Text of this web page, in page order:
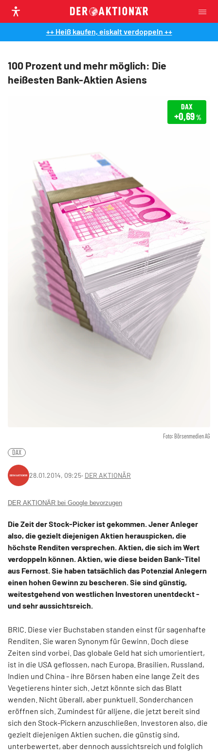
++ Heiß kaufen, eiskalt verdoppeln ++
100 Prozent und mehr möglich: Die
heißesten Bank-Aktien Asiens
Foto: Börsenmedien AG
DAX
+0,69%
DAX
28.01.2014, 09:25‧ DER AKTIONÄR
DER AKTIONÄR bei Google bevorzugen
Die Zeit der Stock-Picker ist gekommen. Jener Anleger
also, die gezielt diejenigen Aktien herauspicken, die
höchste Renditen versprechen. Aktien, die sich im Wert
verdoppeln können. Aktien, wie diese beiden Bank-Titel
aus Fernost. Sie haben tatsächlich das Potenzial Anlegern
einen hohen Gewinn zu bescheren. Sie sind günstig,
weitestgehend von westlichen Investoren unentdeckt -
und sehr aussichtsreich.
BRIC. Diese vier Buchstaben standen einst für sagenhafte
Renditen. Sie waren Synonym für Gewinn. Doch diese
Zeiten sind vorbei. Das globale Geld hat sich umorientiert,
ist in die USA geflossen, nach Europa. Brasilien, Russland,
Indien und China - ihre Börsen haben eine lange Zeit des
Vegetierens hinter sich. Jetzt könnte sich das Blatt
wenden. Nicht überall, aber punktuell. Sonderchancen
eröffnen sich. Zumindest für alljene, die jetzt bereit sind
sich den Stock-Pickern anzuschließen. Investoren also, die
gezielt diejenigen Aktien suchen, die günstig sind,
unterbewertet, aber dennoch aussichtsreich und folglich